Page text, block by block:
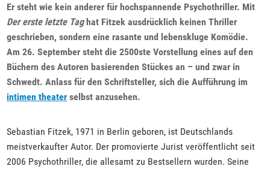
Er steht wie kein anderer für hochspannende Psychothriller. Mit
Der erste letzte Taghat Fitzek ausdrücklich keinen Thriller
geschrieben, sondern eine rasante und lebenskluge Komödie.
Am 26. September steht die 2500ste Vorstellung eines auf den
Büchern des Autoren basierenden Stückes an – und zwar in
Schwedt. Anlass für den Schriftsteller, sich die Aufführung im
intimen theater selbst anzusehen.
Sebastian Fitzek, 1971 in Berlin geboren, ist Deutschlands
meistverkaufter Autor. Der promovierte Jurist veröffentlicht seit
2006 Psychothriller, die allesamt zu Bestsellern wurden. Seine